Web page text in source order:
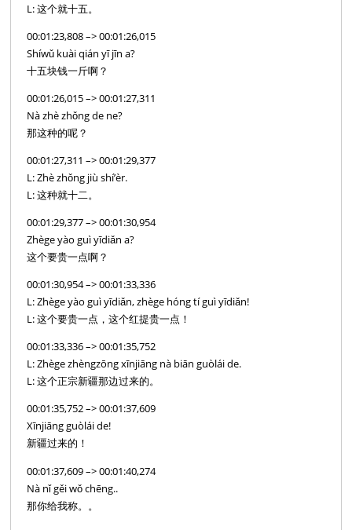
L: 这个就十五。
00:01:23,808 –> 00:01:26,015
Shíwǔ kuài qián yī jīn a?
十五块钱一斤啊？
00:01:26,015 –> 00:01:27,311
Nà zhè zhǒng de ne?
那这种的呢？
00:01:27,311 –> 00:01:29,377
L: Zhè zhǒng jiù shí’èr.
L: 这种就十二。
00:01:29,377 –> 00:01:30,954
Zhège yào guì yīdiǎn a?
这个要贵一点啊？
00:01:30,954 –> 00:01:33,336
L: Zhège yào guì yīdiǎn, zhège hóng tí guì yīdiǎn!
L: 这个要贵一点，这个红提贵一点！
00:01:33,336 –> 00:01:35,752
L: Zhège zhèngzōng xīnjiāng nà biān guòlái de.
L: 这个正宗新疆那边过来的。
00:01:35,752 –> 00:01:37,609
Xīnjiāng guòlái de!
新疆过来的！
00:01:37,609 –> 00:01:40,274
Nà nǐ gěi wǒ chēng..
那你给我称。。